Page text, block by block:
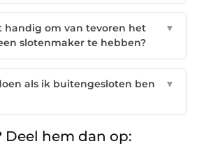
handig om van tevoren het
slotenmaker te hebben?
▼
als ik buitengesloten ben
▼
Deel hem dan op: